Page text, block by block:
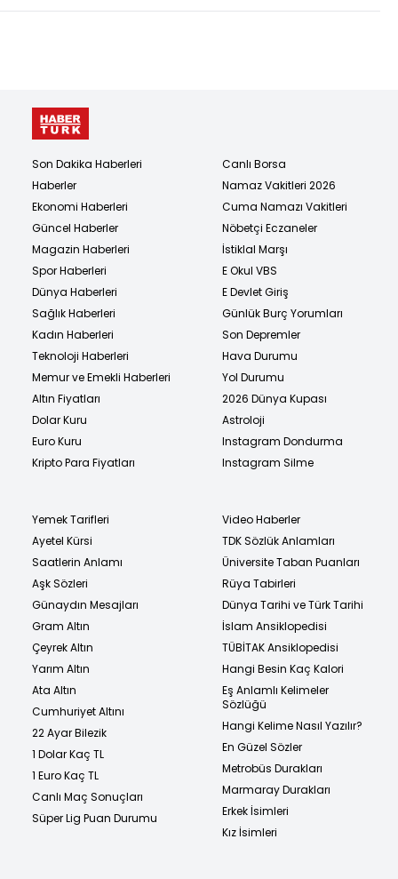
Son Dakika Haberleri
Haberler
Ekonomi Haberleri
Güncel Haberler
Magazin Haberleri
Spor Haberleri
Dünya Haberleri
Sağlık Haberleri
Kadın Haberleri
Teknoloji Haberleri
Memur ve Emekli Haberleri
Altın Fiyatları
Dolar Kuru
Euro Kuru
Kripto Para Fiyatları
Canlı Borsa
Namaz Vakitleri 2026
Cuma Namazı Vakitleri
Nöbetçi Eczaneler
İstiklal Marşı
E Okul VBS
E Devlet Giriş
Günlük Burç Yorumları
Son Depremler
Hava Durumu
Yol Durumu
2026 Dünya Kupası
Astroloji
Instagram Dondurma
Instagram Silme
Yemek Tarifleri
Ayetel Kürsi
Saatlerin Anlamı
Aşk Sözleri
Günaydın Mesajları
Gram Altın
Çeyrek Altın
Yarım Altın
Ata Altın
Cumhuriyet Altını
22 Ayar Bilezik
1 Dolar Kaç TL
1 Euro Kaç TL
Canlı Maç Sonuçları
Süper Lig Puan Durumu
Video Haberler
TDK Sözlük Anlamları
Üniversite Taban Puanları
Rüya Tabirleri
Dünya Tarihi ve Türk Tarihi
İslam Ansiklopedisi
TÜBİTAK Ansiklopedisi
Hangi Besin Kaç Kalori
Eş Anlamlı Kelimeler
Sözlüğü
Hangi Kelime Nasıl Yazılır?
En Güzel Sözler
Metrobüs Durakları
Marmaray Durakları
Erkek İsimleri
Kız İsimleri